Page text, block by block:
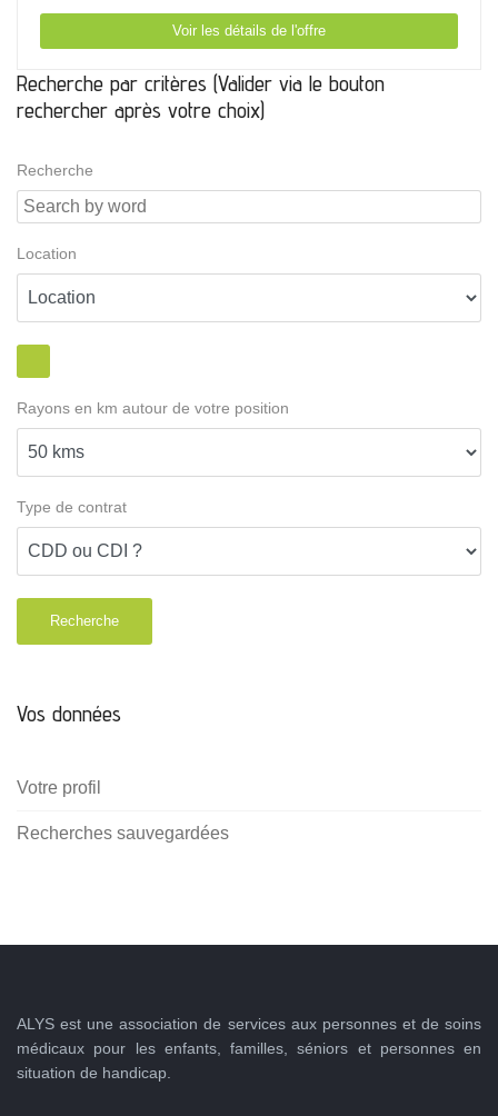
Voir les détails de l'offre
Recherche par critères (Valider via le bouton
rechercher après votre choix)
Recherche
Location
Rayons en km autour de votre position
Type de contrat
Recherche
Vos données
Votre profil
Recherches sauvegardées
ALYS est une association de services aux personnes et de soins
médicaux pour les enfants, familles, séniors et personnes en
situation de handicap.